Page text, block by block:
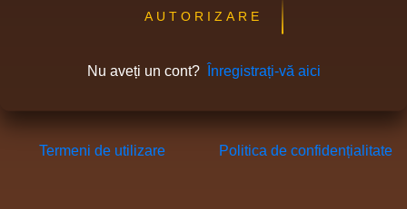
AUTORIZARE
Nu aveți un cont? Înregistrați-vă aici
Termeni de utilizare Politica de confidențialitate